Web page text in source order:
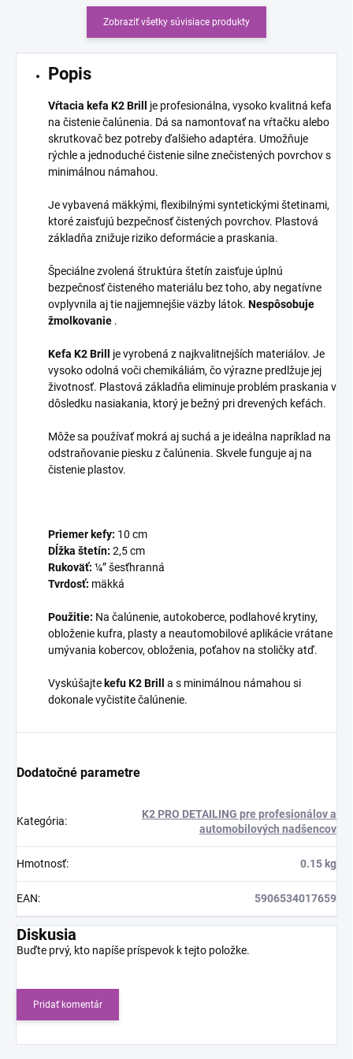
Zobraziť všetky súvisiace produkty
Popis
Vŕtacia kefa K2 Brill
je profesionálna, vysoko kvalitná kefa
na čistenie čalúnenia. Dá sa namontovať na vŕtačku alebo
skrutkovač bez potreby ďalšieho adaptéra. Umožňuje
rýchle a jednoduché čistenie silne znečistených povrchov s
minimálnou námahou.
Je vybavená mäkkými, flexibilnými syntetickými štetinami,
ktoré zaisťujú bezpečnosť čistených povrchov. Plastová
základňa znižuje riziko deformácie a praskania.
Špeciálne zvolená štruktúra štetín zaisťuje úplnú
bezpečnosť čisteného materiálu bez toho, aby negatívne
ovplyvnila aj tie najjemnejšie väzby látok. Nespôsobuje
žmolkovanie .
Kefa K2 Brill
je vyrobená z najkvalitnejších materiálov. Je
vysoko odolná voči chemikáliám, čo výrazne predlžuje jej
životnosť. Plastová základňa eliminuje problém praskania v
dôsledku nasiakania, ktorý je bežný pri drevených kefách.
Môže sa používať mokrá aj suchá a je ideálna napríklad na
odstraňovanie piesku z čalúnenia. Skvele funguje aj na
čistenie plastov.
Priemer kefy: 10 cm
Dĺžka štetín: 2,5 cm
Rukoväť: ¼” šesťhranná
Tvrdosť: mäkká
Použitie: Na čalúnenie, autokoberce, podlahové krytiny,
obloženie kufra, plasty a neautomobilové aplikácie vrátane
umývania kobercov, obloženia, poťahov na stoličky atď.
Vyskúšajte kefu K2 Brill
a s minimálnou námahou si
dokonale vyčistite čalúnenie.
Dodatočné parametre
Kategória:
K2 PRO DETAILING pre profesionálov a
automobilových nadšencov
Hmotnosť: 0.15 kg
EAN: 5906534017659
Diskusia
Buďte prvý, kto napíše príspevok k tejto položke.
Pridať komentár